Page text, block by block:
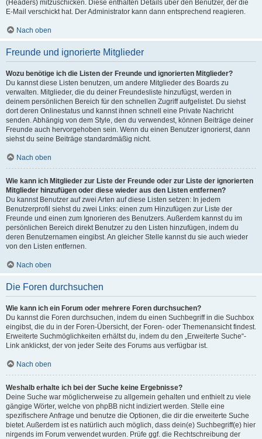
(Headers) mitzuschicken. Diese enthalten Details über den Benutzer, der die
E-Mail verschickt hat. Der Administrator kann dann entsprechend reagieren.
Nach oben
Freunde und ignorierte Mitglieder
Wozu benötige ich die Listen der Freunde und ignorierten Mitglieder?
Du kannst diese Listen benutzen, um andere Mitglieder des Boards zu
verwalten. Mitglieder, die du deiner Freundesliste hinzufügst, werden in
deinem persönlichen Bereich für den schnellen Zugriff aufgelistet. Du siehst
dort deren Onlinestatus und kannst ihnen schnell eine Private Nachricht
senden. Abhängig von dem Style, den du verwendest, können Beiträge deiner
Freunde auch hervorgehoben sein. Wenn du einen Benutzer ignorierst, dann
siehst du seine Beiträge standardmäßig nicht.
Nach oben
Wie kann ich Mitglieder zur Liste der Freunde oder zur Liste der ignorierten
Mitglieder hinzufügen oder diese wieder aus den Listen entfernen?
Du kannst Benutzer auf zwei Arten auf diese Listen setzen: In jedem
Benutzerprofil siehst du zwei Links: einen zum Hinzufügen zur Liste der
Freunde und einen zum Ignorieren des Benutzers. Außerdem kannst du im
persönlichen Bereich direkt Benutzer zu den Listen hinzufügen, indem du
deren Benutzernamen eingibst. An gleicher Stelle kannst du sie auch wieder
von den Listen entfernen.
Nach oben
Die Foren durchsuchen
Wie kann ich ein Forum oder mehrere Foren durchsuchen?
Du kannst die Foren durchsuchen, indem du einen Suchbegriff in die Suchbox
eingibst, die du in der Foren-Übersicht, der Foren- oder Themenansicht findest.
Erweiterte Suchmöglichkeiten erhältst du, indem du den „Erweiterte Suche“-
Link anklickst, der von jeder Seite des Forums aus verfügbar ist.
Nach oben
Weshalb erhalte ich bei der Suche keine Ergebnisse?
Deine Suche war möglicherweise zu allgemein gehalten und enthielt zu viele
gängige Wörter, welche von phpBB nicht indiziert werden. Stelle eine
spezifischere Anfrage und benutze die Optionen, die dir die erweiterte Suche
bietet. Außerdem ist es natürlich auch möglich, dass dein(e) Suchbegriff(e) hier
nirgends im Forum verwendet wurden. Prüfe ggf. die Rechtschreibung der